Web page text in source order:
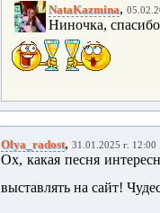
NataKazmina,
Ниночка,
Olya_radost, 31.01.2025 г. 12:00
Ох, какая песня
выставлять на сайт!